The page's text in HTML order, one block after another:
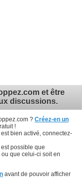
et être
discussions.
? Créez-en un
!
bien activé, connectez-
possible que
que celui-ci soit en
avant de pouvoir afficher